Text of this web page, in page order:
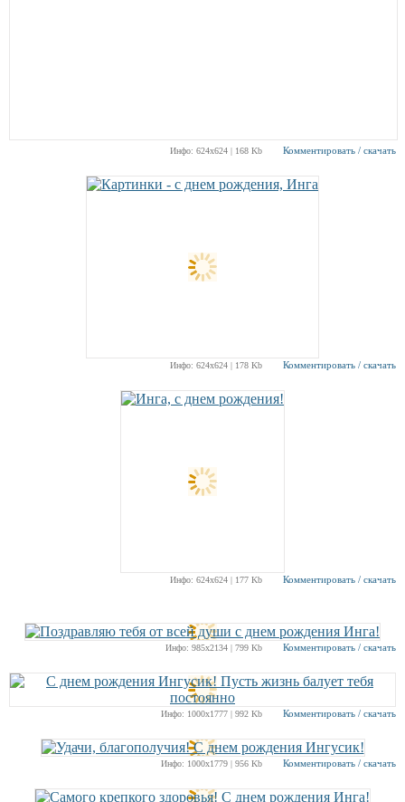
Инфо: 624х624 | 168 Kb Комментировать / скачать
Инфо: 624х624 | 178 Kb Комментировать / скачать
Инфо: 624х624 | 177 Kb Комментировать / скачать
Инфо: 985х2134 | 799 Kb Комментировать / скачать
Инфо: 1000х1777 | 992 Kb Комментировать / скачать
Инфо: 1000х1779 | 956 Kb Комментировать / скачать